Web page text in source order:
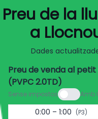
Preu de la
a
Dades
Preu de venda al
(PVPC 2.0TD)
Sense impostos
Amb
0:00 – 1:00 (P3)